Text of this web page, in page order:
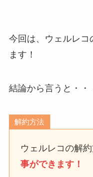
今回は、ウェルレコ
ます！
結論から言うと・・
解約方法
ウェルレコの解約
事ができます！